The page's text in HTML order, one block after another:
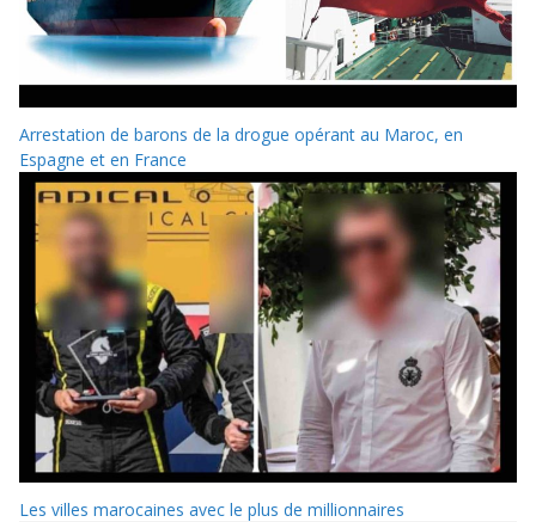
Arrestation de barons de la drogue opérant au Maroc, en
Espagne et en France
Les villes marocaines avec le plus de millionnaires